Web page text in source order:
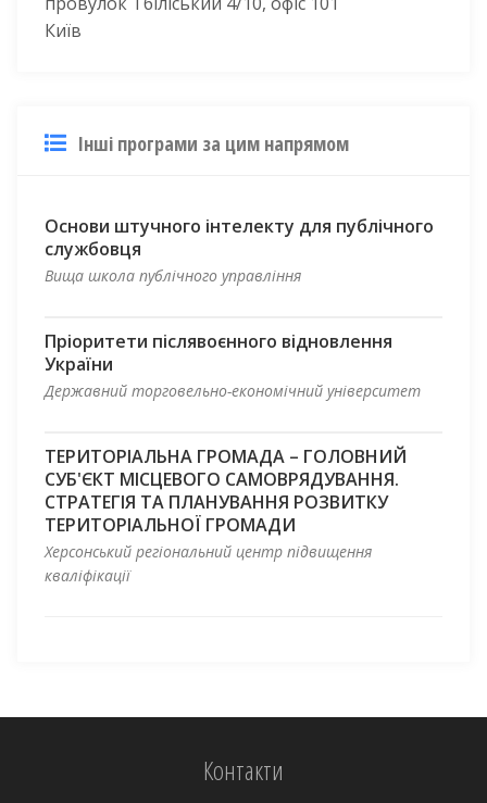
Київ
Інші програми за цим напрямом
Основи штучного інтелекту для публічного
службовця
Вища школа публічного управління
Пріоритети післявоєнного відновлення
України
Державний торговельно-економічний університет
ТЕРИТОРІАЛЬНА ГРОМАДА – ГОЛОВНИЙ
СУБ'ЄКТ МІСЦЕВОГО САМОВРЯДУВАННЯ.
СТРАТЕГІЯ ТА ПЛАНУВАННЯ РОЗВИТКУ
ТЕРИТОРІАЛЬНОЇ ГРОМАДИ
Херсонський регіональний центр підвищення
кваліфікації
Контакти